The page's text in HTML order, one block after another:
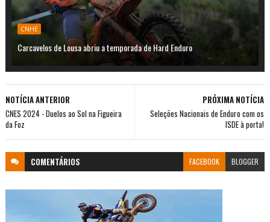
CNHE
Carcavelos de Lousa abriu a temporada de Hard Enduro
PRÓXIMA NOTÍCIA
Seleções Nacionais de Enduro com os
ISDE à porta!
NOTÍCIA ANTERIOR
CNES 2024 - Duelos ao Sol na Figueira
da Foz
COMENTÁRIOS FACEBOOK BLOGGER